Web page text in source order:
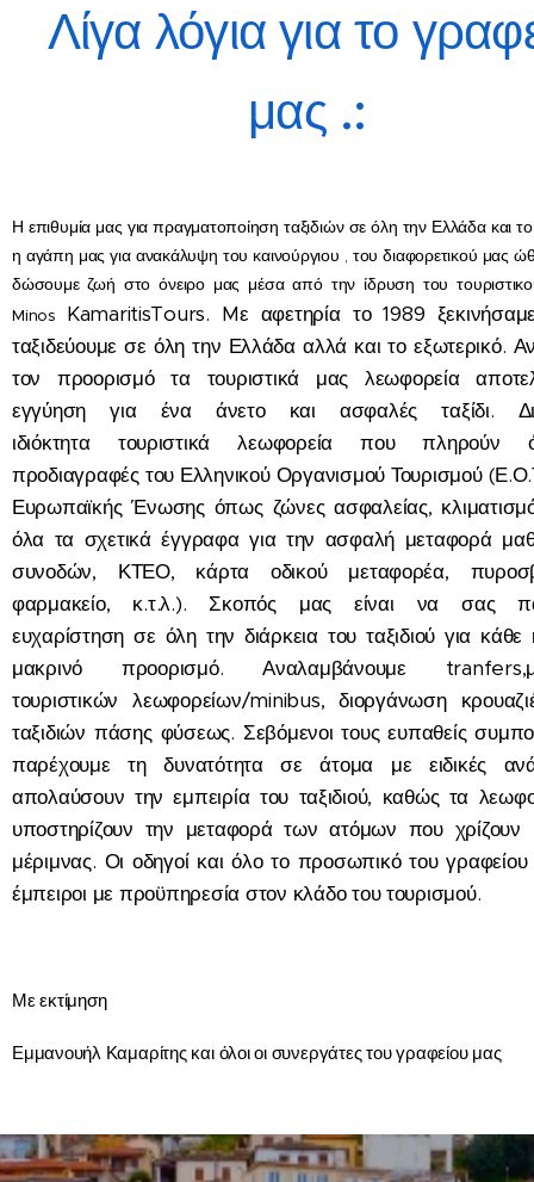
Λίγα λόγια για το
μας .:
Η επιθυμία μας για πραγματοποίηση ταξιδιών σε όλη την Ελλάδα και το
η αγάπη μας για ανακάλυψη του καινούργιου , του διαφορετικού μας
δώσουμε ζωή στο όνειρο μας μέσα από την ίδρυση του
Minos KamaritisTours. Mε αφετηρία το 1989
ταξιδεύουμε σε όλη την Ελλάδα αλλά και το εξωτερικό.
τον προορισμό τα τουριστικά μας λεωφορεία
εγγύηση για ένα άνετο και ασφαλές ταξίδι.
ιδιόκτητα τουριστικά λεωφορεία που πληρούν
προδιαγραφές του Ελληνικού Οργανισμού Τουρισμού
Ευρωπαϊκής Ένωσης όπως ζώνες ασφαλείας,
όλα τα σχετικά έγγραφα για την ασφαλή μεταφορά
συνοδών, ΚΤΕΟ, κάρτα οδικού μεταφορέα,
φαρμακείο, κ.τ.λ.). Σκοπός μας είναι να σας
ευχαρίστηση σε όλη την διάρκεια του ταξιδιού για κάθε
μακρινό προορισμό. Αναλαμβάνουμε
τουριστικών λεωφορείων/minibus, διοργάνωση
ταξιδιών πάσης φύσεως. Σεβόμενοι τους ευπαθείς
παρέχουμε τη δυνατότητα σε άτομα με ειδικές
απολαύσουν την εμπειρία του ταξιδιού, καθώς τα
υποστηρίζουν την μεταφορά των ατόμων που χρίζουν
μέριμνας. Οι οδηγοί και όλο το προσωπικό του γραφείου
έμπειροι με προϋπηρεσία στον κλάδο του τουρισμού.
Με εκτίμηση
Εμμανουήλ Καμαρίτης και όλοι οι συνεργάτες του γραφείου μας